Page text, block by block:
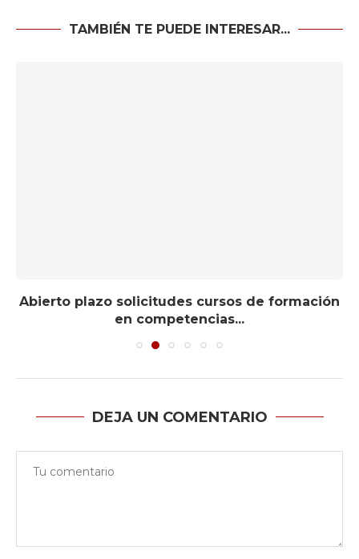
TAMBIÉN TE PUEDE INTERESAR...
Abierto plazo solicitudes cursos de formación
en competencias...
DEJA UN COMENTARIO